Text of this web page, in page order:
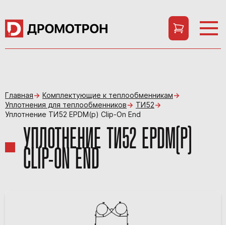
Главная
Комплектующие к теплообменникам
Уплотнения для теплообменников
ТИ52
Уплотнение ТИ52 EPDM(p) Clip-On End
УПЛОТНЕНИЕ ТИ52 EPDM(P)
CLIP-ON END